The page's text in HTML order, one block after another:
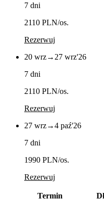
7 dni
2110 PLN/os.
Rezerwuj
20 wrz→ 27 wrz'26
7 dni
2110 PLN/os.
Rezerwuj
27 wrz→4 paź'26
7 dni
1990 PLN/os.
Rezerwuj
Termin